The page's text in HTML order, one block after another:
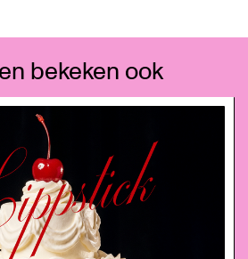
bekeken ook